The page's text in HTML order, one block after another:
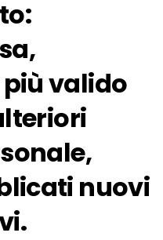
valido
nuovi